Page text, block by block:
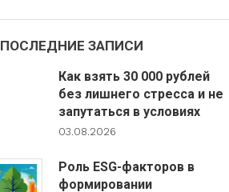
ПОСЛЕДНИЕ ЗАПИСИ
Как взять 30 000 рублей
без лишнего стресса и не
запутаться в условиях
03.08.2026
Роль ESG-факторов в
формировании